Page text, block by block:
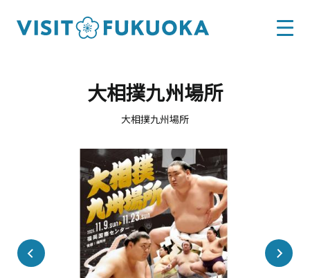
大相撲九州場所
大相撲九州場所